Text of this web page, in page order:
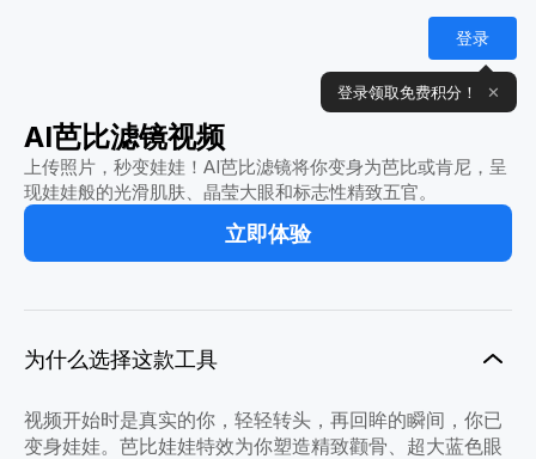
登录
登录领取免费积分！ ✕
AI芭比滤镜视频
上传照片，秒变娃娃！AI芭比滤镜将你变身为芭比或肯尼，呈
现娃娃般的光滑肌肤、晶莹大眼和标志性精致五官。
立即体验
为什么选择这款工具
视频开始时是真实的你，轻轻转头，再回眸的瞬间，你已
变身娃娃。芭比娃娃特效为你塑造精致颧骨、超大蓝色眼